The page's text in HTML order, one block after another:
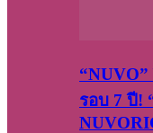
รอบ 7 ปี!